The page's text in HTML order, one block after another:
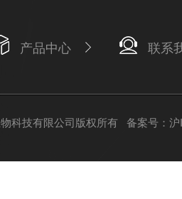
产品中心 联系
科技有限公司版权所有 备案号：